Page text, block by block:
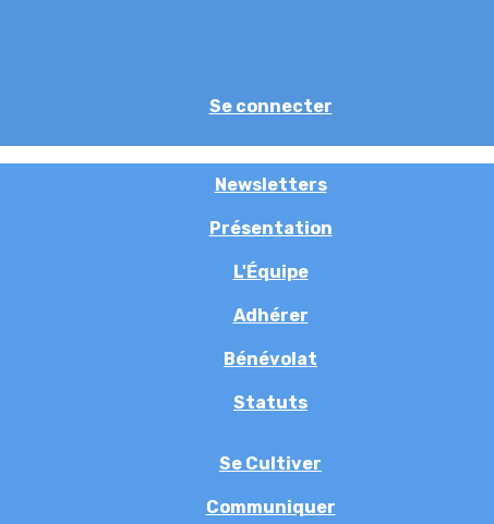
Se connecter
Newsletters
Présentation
L'Équipe
Adhérer
Bénévolat
Statuts
Se Cultiver
Communiquer